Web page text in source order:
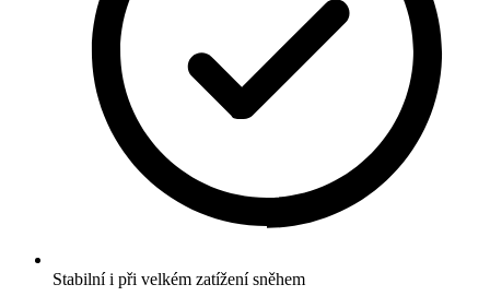
Stabilní i při velkém zatížení sněhem